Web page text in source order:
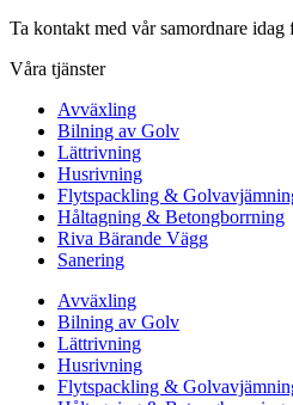
Ta kontakt med vår samordnare
Våra tjänster
Avväxling
Bilning av Golv
Lättrivning
Husrivning
Flytspackling &
Håltagning & Betongborrning
Riva Bärande Vägg
Sanering
Avväxling
Bilning av Golv
Lättrivning
Husrivning
Flytspackling &